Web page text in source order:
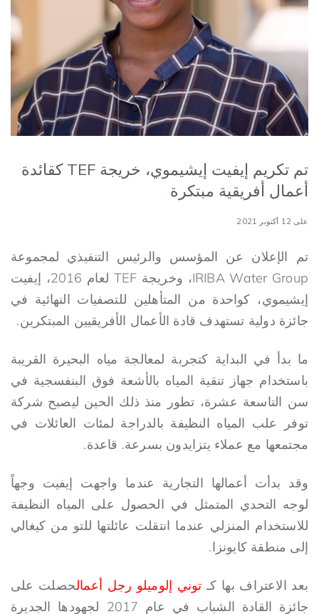
تم تكريم إيفيت إيشيموي، خريجة TEF كقائدة
أعمال أفريقية مبتكرة
على 12 أكتوبر 2021
تم الإعلان عن المؤسس والرئيس التنفيذي لمجموعة
IRIBA Water Group، وخريجة TEF لعام 2016، إيفيت
إيشيموي، كواحدة من المتأهلين للتصفيات النهائية في
جائزة دولية تستهدف قادة الأعمال الأفريقيين المبتكرين.
ما بدأ في البداية كتجربة لمعالجة مياه البحيرة القريبة
باستخدام جهاز تنقية المياه بالأشعة فوق البنفسجية في
سن التاسعة عشرة، تطور منذ ذلك الحين ليصبح شركة
توفر علب المياه النظيفة بالدراجة لمئات العائلات في
مجتمعها مع عملاء يتزايدون بسرعة. قاعدة.
وقد بدأت أعمالها التجارية عندما واجهت إيفيت وجهاً
لوجه التحدي المتمثل في الحصول على المياه النظيفة
للاستخدام المنزلي عندما انتقلت عائلتها للتو من كيغالي
إلى منطقة كايونزا.
بعد الاعتراف بها كـ توني إلوميلو رجل أعمالحصلت على
جائزة القادة الشباب في عام 2017 لجهودها الجديرة